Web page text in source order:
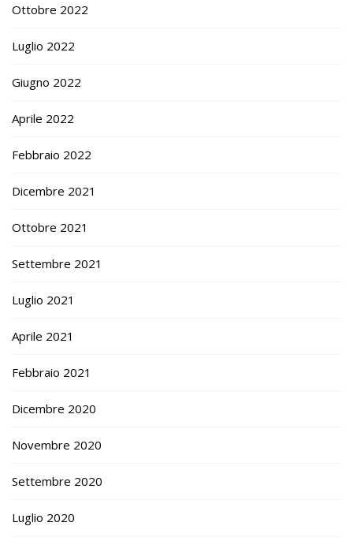
Ottobre 2022
Luglio 2022
Giugno 2022
Aprile 2022
Febbraio 2022
Dicembre 2021
Ottobre 2021
Settembre 2021
Luglio 2021
Aprile 2021
Febbraio 2021
Dicembre 2020
Novembre 2020
Settembre 2020
Luglio 2020